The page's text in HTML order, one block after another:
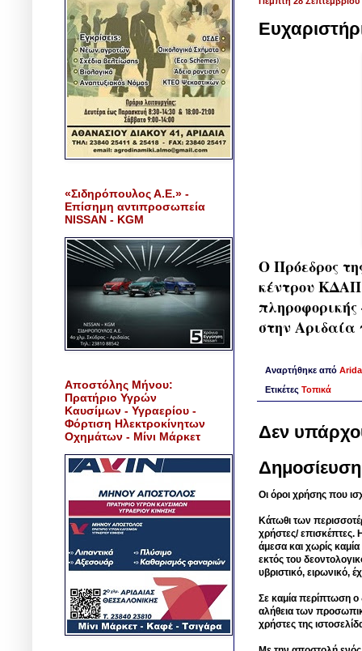
Ο Πρόεδρος
κέντρου
στην Αριδαία
Αναρτήθηκε από
Ετικέτες Τοπικά
Δεν
Οι όροι χρήσης που
Κάτωθι των
χρήστες/ επισκέπτες.
άμεσα και χωρίς
εκτός του
υβριστικό, ειρωνικό,
Σε καμία περίπτωση ο
αλήθεια των
χρήστες της
«Σιδηρόπουλος Α.Ε.» -
Επίσημη αντιπροσωπεία
NISSAN - KGM
Αποστόλης Μήνου:
Πρατήριο Υγρών
Καυσίμων - Υγραερίου -
Φόρτιση Ηλεκτροκίνητων
Οχημάτων - Μίνι Μάρκετ